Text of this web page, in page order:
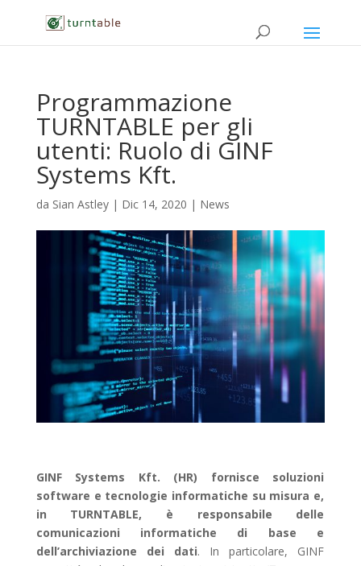
Programmazione
TURNTABLE per gli
utenti: Ruolo di GINF
Systems Kft.
da Sian Astley| Dic 14, 2020 | News
GINF Systems Kft. (HR) fornisce soluzioni
software e tecnologie informatiche su misura e,
in TURNTABLE, è responsabile delle
comunicazioni informatiche di base e
dell’archiviazione dei dati. In particolare, GINF